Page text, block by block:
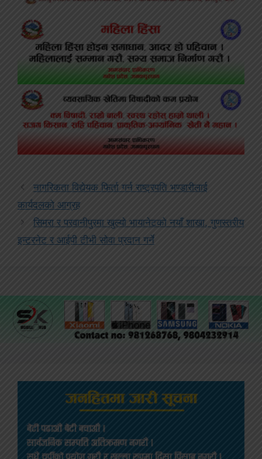
नागरिकता विद्येयक फिर्ता गर्न राष्ट्रपति भण्डारीलाई
कार्यदलको आग्रह
सिमरा र परवानीपुरमा खुल्यो भायानेटको नयाँ शाखा, गुणस्तरीय
इन्टरनेट र आईपी टीभी सोवा प्रदान गर्ने